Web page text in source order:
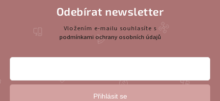
Odebírat newsletter
Vložením e-mailu souhlasíte s
podmínkami ochrany osobních údajů
Přihlásit se